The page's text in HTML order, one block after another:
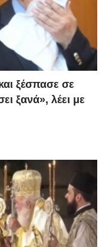
ξέσπασε σε
ξανά», λέει με